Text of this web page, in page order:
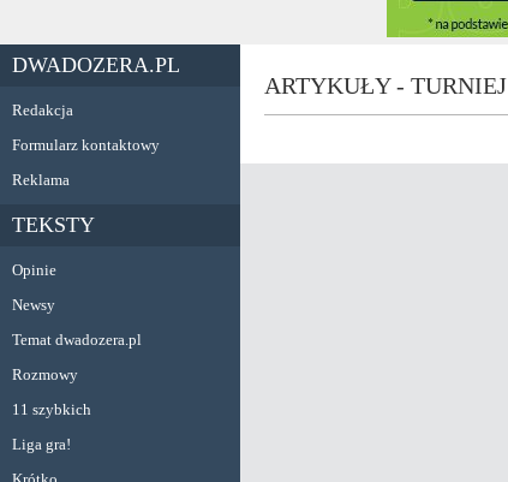
DWADOZERA.PL
Redakcja
Formularz kontaktowy
Reklama
TEKSTY
Opinie
Newsy
Temat dwadozera.pl
Rozmowy
11 szybkich
Liga gra!
ARTYKUŁY -